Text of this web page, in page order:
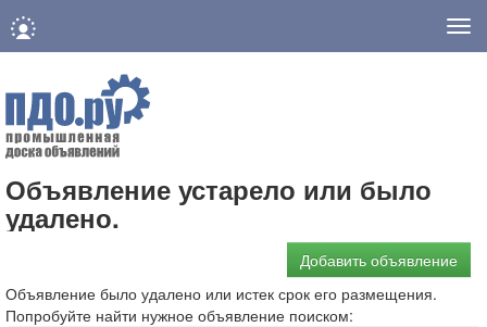
Объявление устарело или было
удалено.
Добавить объявление
Объявление было удалено или истек срок его размещения.
Попробуйте найти нужное объявление поиском: